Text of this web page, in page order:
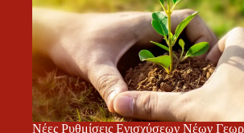
Νέες Ρυθμίσεις Ενισχύσεων Νέων